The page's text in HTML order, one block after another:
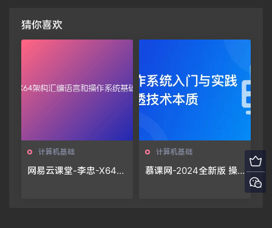
猜你喜欢
计算机基础
网易云课堂-李忠-X64架
计算机基础
慕课网-2024全新版 操